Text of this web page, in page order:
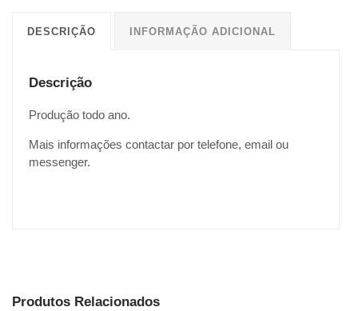
DESCRIÇÃO INFORMAÇÃO ADICIONAL
Descrição
Produção todo ano.
Mais informações contactar por telefone, email ou
messenger.
Produtos Relacionados